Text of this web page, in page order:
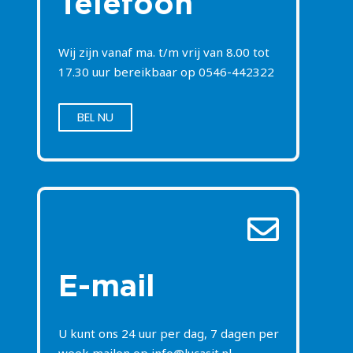
Wij zijn vanaf ma. t/m vrij van 8.00 tot
17.30 uur bereikbaar op 0546-442322
BEL NU
E-mail
U kunt ons 24 uur per dag, 7 dagen per